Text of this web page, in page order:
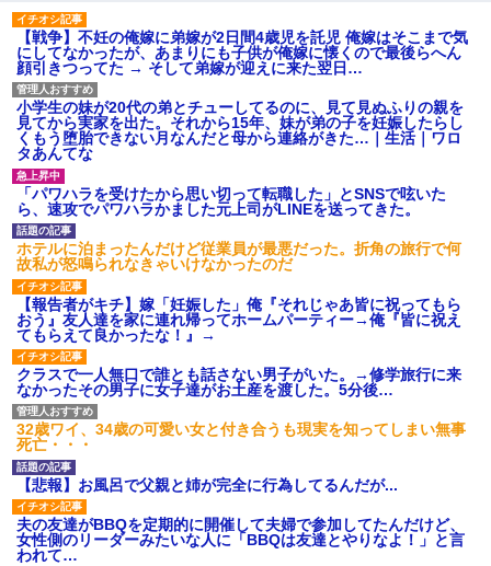
された
彼女(37)の情欲がえげつない件ｗｗｗｗｗｗｗ
元夫の連れ子「俺の結婚式の時くらい、母親としての責任を果た
そうとは思わないのか！」→どうも連れ子は…
子供の頃、母の弟にイタズラされてて中学に入ってから関係を持
ってしまった。拒絶したら「全部バラしてやる」と脅迫されたの
で両親に全部話した。
最近うちの庭に知らない男の人がしょっちゅう入ってくる。それ
を職場で愚痴ったら、同僚男性が怒鳴りつけてきた。
【報告者がキチ】嫁「妊娠した」俺『それじゃあ皆に祝ってもら
おう』友人達を家に連れ帰ってホームパーティー→俺『皆に祝え
てもらえて良かったな！』→
友人「酒の勢いで女先輩をホテルに連れ込んだｗｗｗｗｗ」俺
「…」
小学生の息子が急に様子がおかしくなった。私「理由を聞いても
『わかんない！』って怒鳴り付けてくるし、困っってる」旦那
「話してみるよ」→ 後日・・・
【戦争】不妊の俺嫁に弟嫁が2日間4歳児を託児 俺嫁はそこまで気
にしてなかったが、あまりにも子供が俺嫁に懐くので最後らへん
顔引きつってた → そして弟嫁が迎えに来た翌日…
小学生の妹が20代の弟とチューしてるのに、見て見ぬふりの親を
見てから実家を出た。それから15年、妹が弟の子を妊娠したらし
くもう堕胎できない月なんだと母から連絡がきた…｜生活｜ワロ
タあんてな
「パワハラを受けたから思い切って転職した」とSNSで呟いた
ら、速攻でパワハラかました元上司がLINEを送ってきた。
ホテルに泊まったんだけど従業員が最悪だった。折角の旅行で何
故私が怒鳴られなきゃいけなかったのだ
【報告者がキチ】嫁「妊娠した」俺『それじゃあ皆に祝ってもら
おう』友人達を家に連れ帰ってホームパーティー→俺『皆に祝え
てもらえて良かったな！』→
クラスで一人無口で誰とも話さない男子がいた。→修学旅行に来
なかったその男子に女子達がお土産を渡した。5分後…
32歳ワイ、34歳の可愛い女と付き合うも現実を知ってしまい無事
死亡・・・
【悲報】お風呂で父親と姉が完全に行為してるんだが...
夫の友達がBBQを定期的に開催して夫婦で参加してたんだけど、
女性側のリーダーみたいな人に「BBQは友達とやりなよ！」と言
われて…